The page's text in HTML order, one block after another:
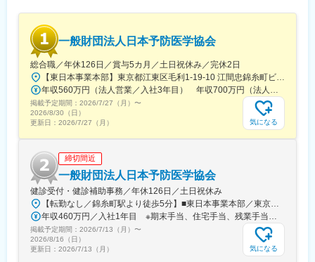
一般財団法人日本予防医学協会
総合職／年休126日／賞与5カ月／土日祝休み／完休2日
掲載予定期間： 2026/7/27（月） 〜
2026/8/30（日）
更新日： 2026/7/27（月） 気になる
締切間近
一般財団法人日本予防医学協会
健診受付・健診補助事務／年休126日／土日祝休み
掲載予定期間： 2026/7/13（月） 〜
2026/8/16（日）
更新日： 2026/7/13（月） 気になる